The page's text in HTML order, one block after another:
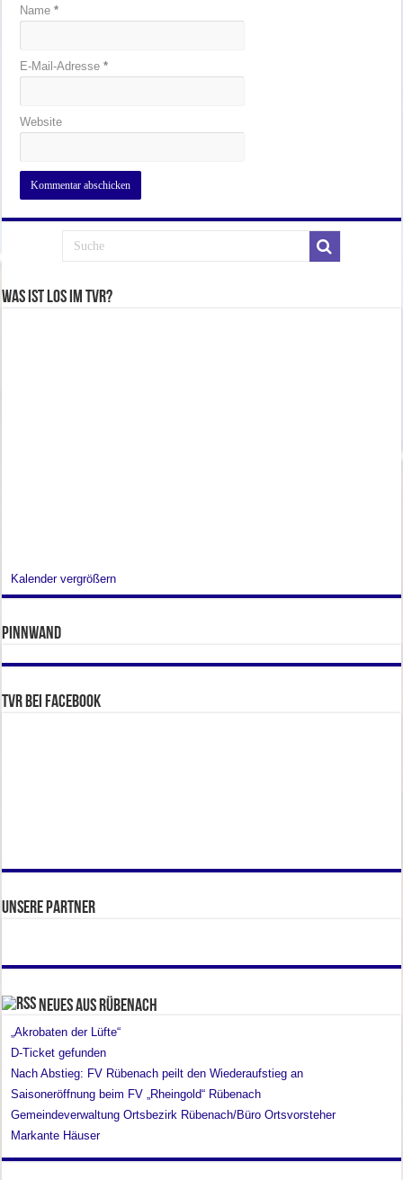
Name*
E-Mail-Adresse*
Website
Was ist los im TVR?
Kalender vergrößern
Pinnwand
TVR bei facebook
Unsere Partner
Neues aus Rübenach
„Akrobaten der Lüfte“
D-Ticket gefunden
Nach Abstieg: FV Rübenach peilt den Wiederaufstieg an
Saisoneröffnung beim FV „Rheingold“ Rübenach
Gemeindeverwaltung Ortsbezirk Rübenach/Büro Ortsvorsteher
Markante Häuser